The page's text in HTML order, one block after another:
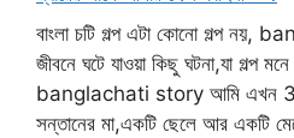
বাংলা চটি গল্প এটা কোনো গল্প
জীবনে ঘটে যাওয়া কিছু ঘটনা,যা গল্প
banglachati story আমি এখন 33
সন্তানের মা,একটি ছেলে আর একটি